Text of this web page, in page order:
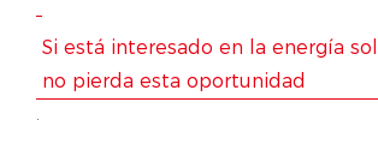
Si está interesado en la energía
no pierda esta oportunidad
.